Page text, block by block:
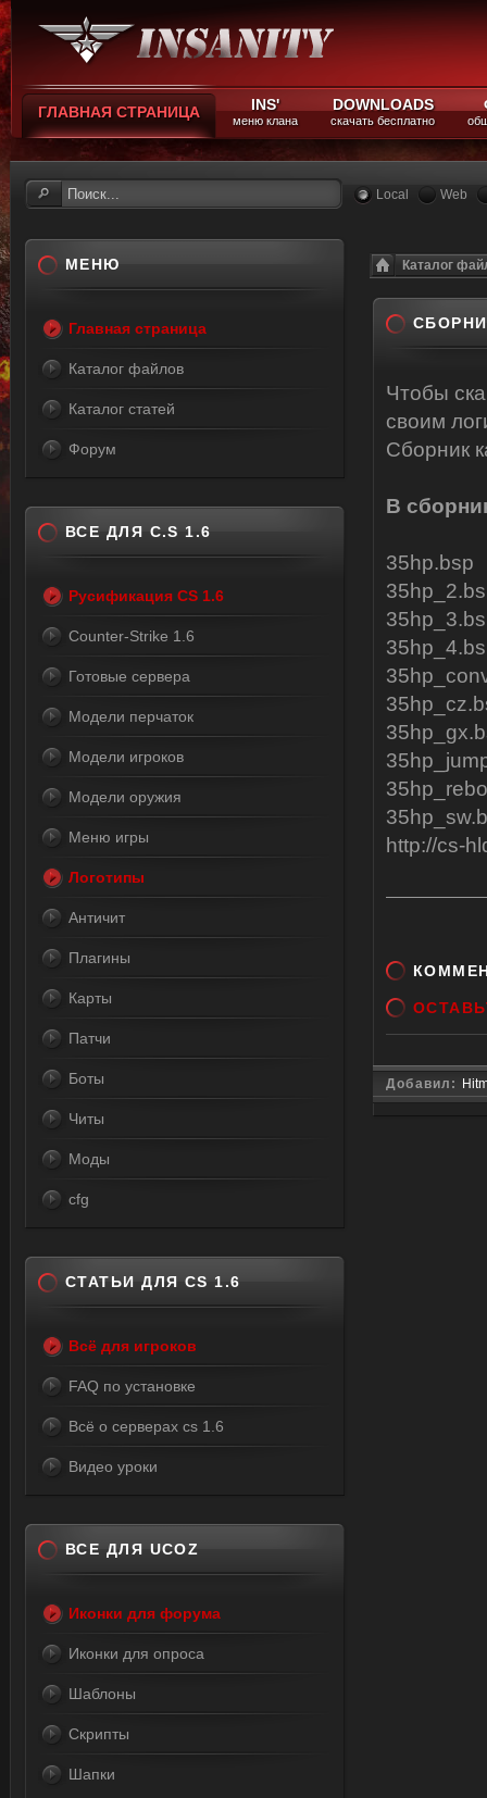
ГЛАВНАЯ СТРАНИЦА INS'
меню клана
DOWNLOADS
скачать бесплатно
Local Web
Каталог
Чтобы
своим
Сборник
В
35hp.bsp
http://cs-
Добавил:
МЕНЮ
Главная страница
Каталог файлов
Каталог статей
Форум
ВСЕ ДЛЯ C.S 1.6
Русификация CS 1.6
Counter-Strike 1.6
Готовые сервера
Модели перчаток
Модели игроков
Модели оружия
Меню игры
Логотипы
Античит
Плагины
Карты
Патчи
Боты
Читы
Моды
cfg
СТАТЬИ ДЛЯ CS 1.6
Всё для игроков
FAQ по установке
Всё о серверах cs 1.6
Видео уроки
ВСЕ ДЛЯ UCOZ
Иконки для форума
Иконки для опроса
Шаблоны
Скрипты
Шапки